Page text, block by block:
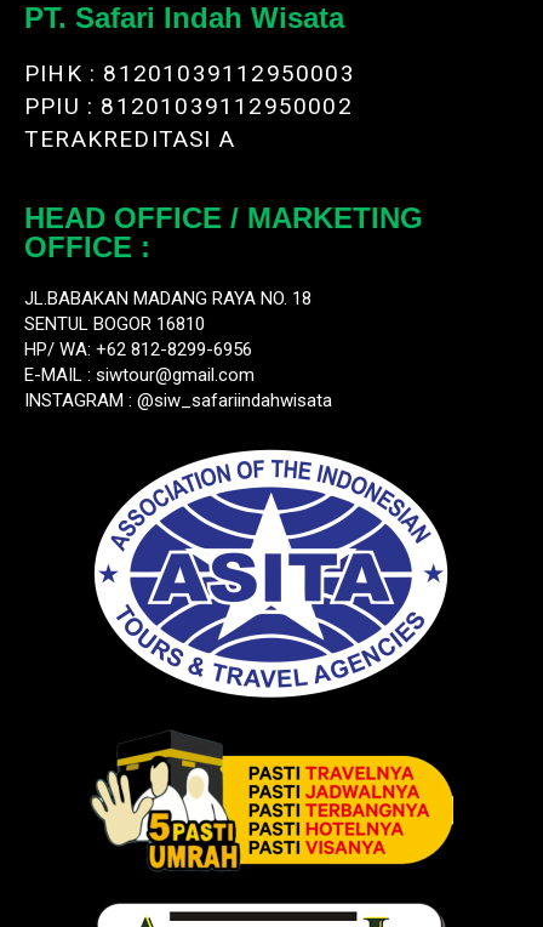
PT. Safari Indah Wisata
PIHK : 81201039112950003
PPIU : 81201039112950002
TERAKREDITASI A
HEAD OFFICE / MARKETING
OFFICE :
JL.BABAKAN MADANG RAYA NO. 18
SENTUL BOGOR 16810
HP/ WA: +62 812-8299-6956
E-MAIL : siwtour@gmail.com
INSTAGRAM : @siw_safariindahwisata